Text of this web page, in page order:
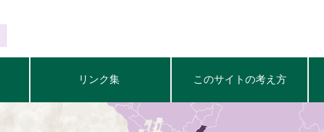
リンク集 このサイトの考え方